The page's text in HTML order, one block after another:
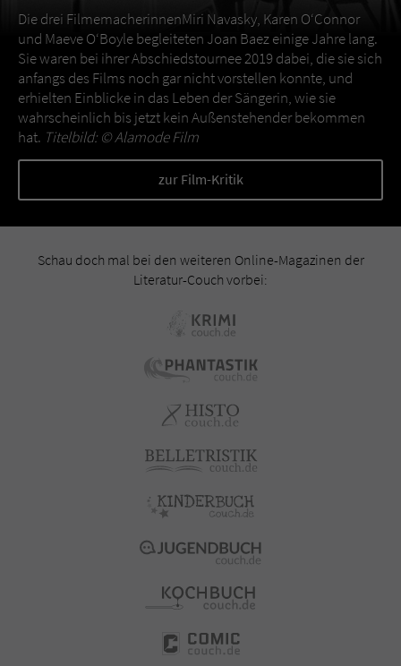
Die drei FilmemacherinnenMiri Navasky, Karen O‘Connor
und Maeve O‘Boyle begleiteten Joan Baez einige Jahre lang.
Sie waren bei ihrer Abschiedstournee 2019 dabei, die sie sich
anfangs des Films noch gar nicht vorstellen konnte, und
erhielten Einblicke in das Leben der Sängerin, wie sie
wahrscheinlich bis jetzt kein Außenstehender bekommen
hat. Titelbild: ©Alamode Film
zur Film-Kritik
Schau doch mal bei den weiteren Online-Magazinen der
Literatur-Couch vorbei: